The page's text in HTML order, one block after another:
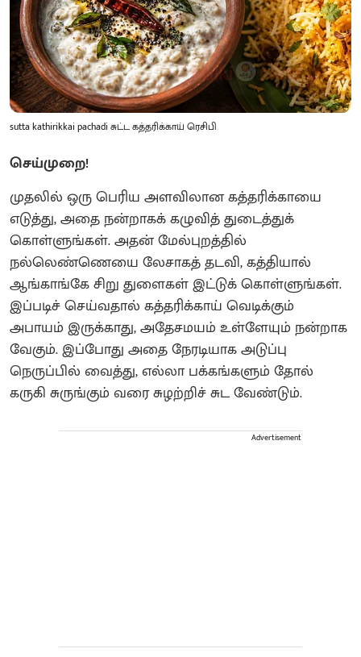
sutta kathirikkai pachadi சுட்ட கத்தரிக்காய் ரெசிபி
செய்முறை!
முதலில் ஒரு பெரிய அளவிலான கத்தரிக்காயை
எடுத்து, அதை நன்றாகக் கழுவித் துடைத்துக்
கொள்ளுங்கள். அதன் மேல்புறத்தில்
நல்லெண்ணெயை லேசாகத் தடவி, கத்தியால்
ஆங்காங்கே சிறு துளைகள் இட்டுக் கொள்ளுங்கள்.
இப்படிச் செய்வதால் கத்தரிக்காய் வெடிக்கும்
அபாயம் இருக்காது, அதேசமயம் உள்ளேயும் நன்றாக
வேகும். இப்போது அதை நேரடியாக அடுப்பு
நெருப்பில் வைத்து, எல்லா பக்கங்களும் தோல்
கருகி சுருங்கும் வரை சுழற்றிச் சுட வேண்டும்.
Advertisement